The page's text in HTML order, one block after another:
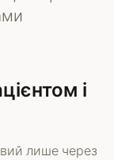
і
лише через